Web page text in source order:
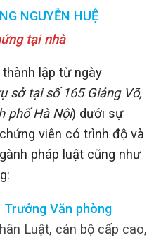
NGUYỄN HUỆ
tại nhà
lập từ ngày
sở tại số 165 Giảng Võ,
phố Hà Nội) dưới sự
viên có trình độ và
pháp luật cũng như
Trưởng Văn phòng
Luật, cán bộ cấp cao,